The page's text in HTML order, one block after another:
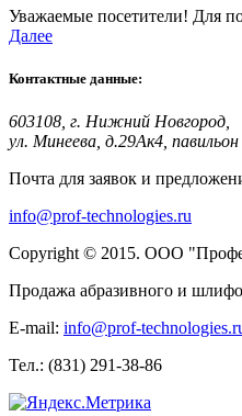
Уважаемые посетители! Для
Далее
Контактные данные:
603108, г. Нижний Новгород,
ул. Минеева, д.29Ак4, павильон
Почта для заявок и
info@prof-technologies.ru
Copyright © 2015. ООО
Продажа абразивного и
E-mail: info@prof-
Тел.: (831) 291-38-86